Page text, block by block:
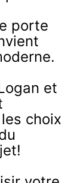
porte
et
choix